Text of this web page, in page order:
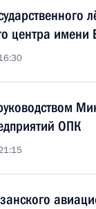
центра
ОПК